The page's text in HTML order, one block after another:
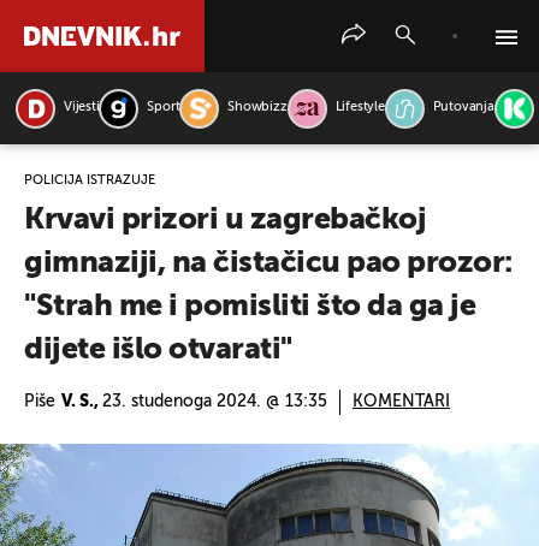
Vijesti Sport Showbizz Lifestyle Putovanja
POLICIJA ISTRAŽUJE
Krvavi prizori u zagrebačkoj
gimnaziji, na čistačicu pao prozor:
"Strah me i pomisliti što da ga je
dijete išlo otvarati"
Piše V. S., 23. studenoga 2024. @ 13:35 KOMENTARI
PRETRAŽITE VIJESTI